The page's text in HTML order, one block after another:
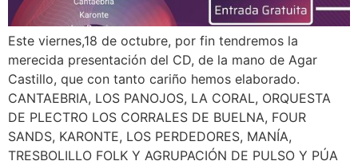
Este viernes,18 de octubre, por fin tendremos la
merecida presentación del CD, de la mano de Agar
Castillo, que con tanto cariño hemos elaborado.
CANTAEBRIA, LOS PANOJOS, LA CORAL, ORQUESTA
DE PLECTRO LOS CORRALES DE BUELNA, FOUR
SANDS, KARONTE, LOS PERDEDORES, MANÍA,
TRESBOLILLO FOLK Y AGRUPACIÓN DE PULSO Y PÚA